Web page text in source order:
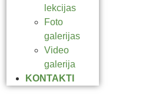
lekcijas
Foto
galerijas
Video
galerija
KONTAKTI